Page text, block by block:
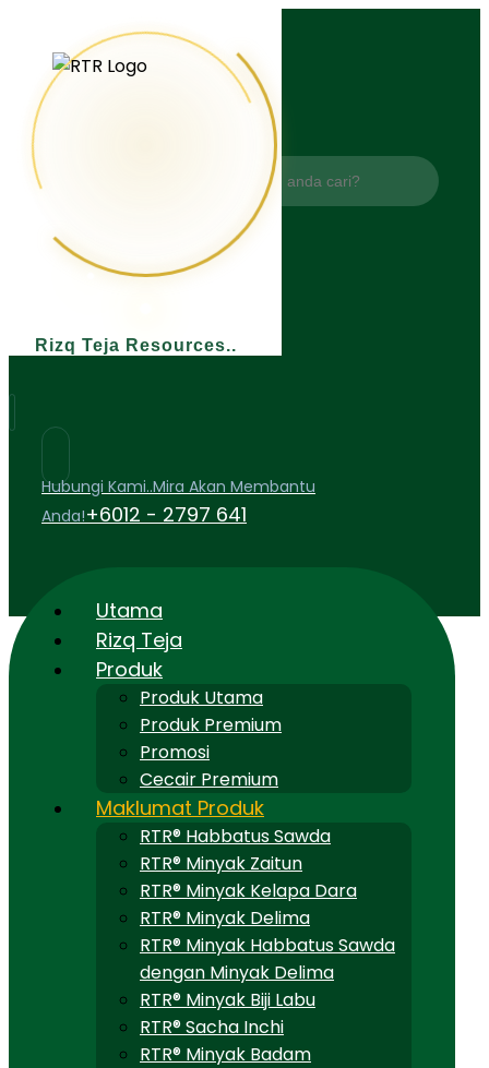
Rizq Teja Resources
Apa yang anda cari?
Hubungi Kami..Mira Akan Membantu
Anda!+6012 - 2797 641
Utama
Rizq Teja
Produk
Produk Utama
Produk Premium
Promosi
Cecair Premium
Maklumat Produk
RTR® Habbatus Sawda
RTR® Minyak Zaitun
RTR® Minyak Kelapa Dara
RTR® Minyak Delima
RTR® Minyak Habbatus Sawda
dengan Minyak Delima
RTR® Minyak Biji Labu
RTR® Sacha Inchi
RTR® Minyak Badam